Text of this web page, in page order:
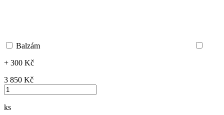
Balzám
+ 300 Kč
3 850 ‎Kč
ks